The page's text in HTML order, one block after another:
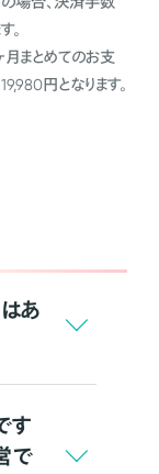
。
月まとめてのお支
円となります。
あ
す
で